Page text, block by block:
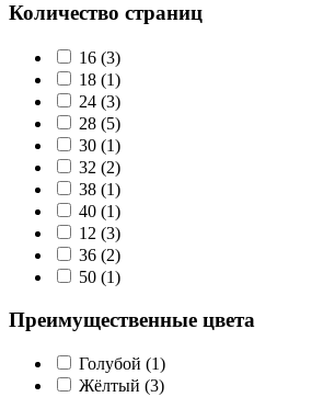
Количество страниц
16 (3)
18 (1)
24 (3)
28 (5)
30 (1)
32 (2)
38 (1)
40 (1)
12 (3)
36 (2)
50 (1)
Преимущественные цвета
Голубой (1)
Жёлтый (3)